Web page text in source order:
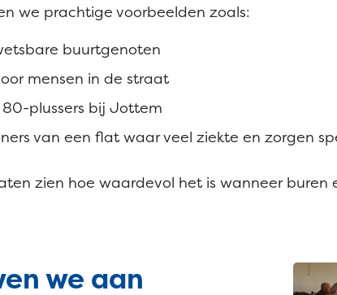
we prachtige voorbeelden zoals:
buurtgenoten
mensen in de straat
plussers bij Jottem
van een flat waar veel ziekte en zorgen
zien hoe waardevol het is wanneer buren
we aan